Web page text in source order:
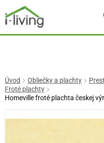
Úvod Obliečky a plachty
Froté plachty
Homeville froté plachta českej